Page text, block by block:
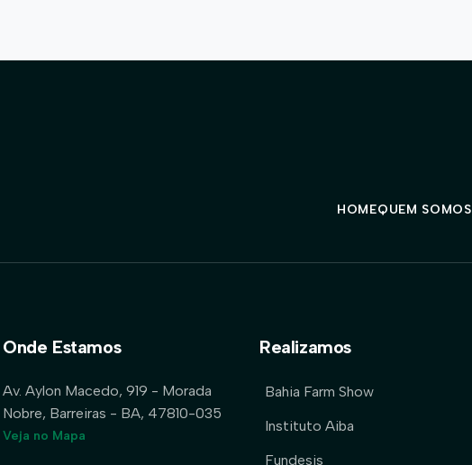
HOMEQUEM SOMOS
Onde Estamos
Av. Aylon Macedo, 919 - Morada
Nobre, Barreiras - BA, 47810-035
Veja no Mapa
Realizamos
Bahia Farm Show
Instituto Aiba
Fundesis